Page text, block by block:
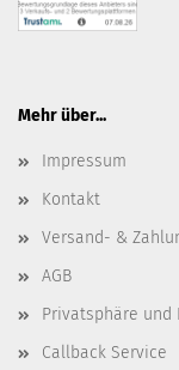
Mehr über...
Impressum
Kontakt
Versand- &
AGB
Privatsphäre und
Callback Service